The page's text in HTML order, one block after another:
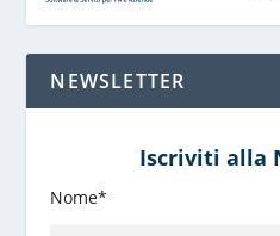
NEWSLETTER
Iscriviti alla
Nome*